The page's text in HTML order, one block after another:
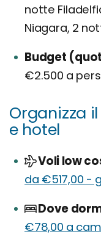
notte
Niagara, 2
Budget
€2.500 a
Organizza
e hotel
Voli low
da €517,00 -
Dove
€78,00 a